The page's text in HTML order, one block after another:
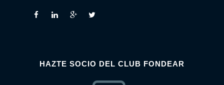
HAZTE SOCIO DEL CLUB FONDEAR